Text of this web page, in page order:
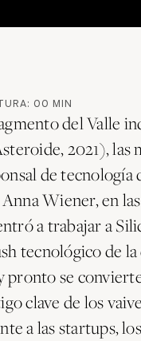
00 MIN
del Valle
2021), las
de tecnología
Wiener, en
a trabajar a
tecnológico de la
pronto se
clave de los
a las startups, los